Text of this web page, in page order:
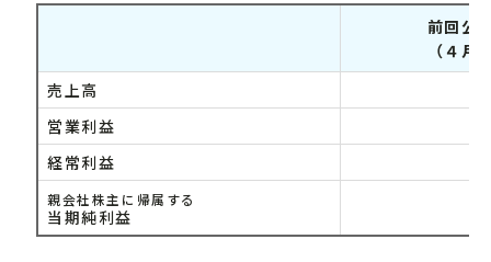
前回公
（４月
売上高
営業利益
経常利益
親会社株主に帰属する
当期純利益